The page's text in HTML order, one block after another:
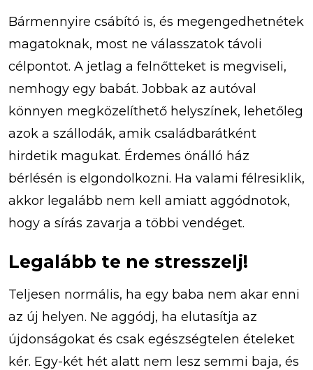
Bármennyire csábító is, és megengedhetnétek
magatoknak, most ne válasszatok távoli
célpontot. A jetlag a felnőtteket is megviseli,
nemhogy egy babát. Jobbak az autóval
könnyen megközelíthető helyszínek, lehetőleg
azok a szállodák, amik családbarátként
hirdetik magukat. Érdemes önálló ház
bérlésén is elgondolkozni. Ha valami félresiklik,
akkor legalább nem kell amiatt aggódnotok,
hogy a sírás zavarja a többi vendéget.
Legalább te ne stresszelj!
Teljesen normális, ha egy baba nem akar enni
az új helyen. Ne aggódj, ha elutasítja az
újdonságokat és csak egészségtelen ételeket
kér. Egy-két hét alatt nem lesz semmi baja, és